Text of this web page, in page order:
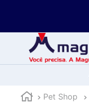
Pet Shop